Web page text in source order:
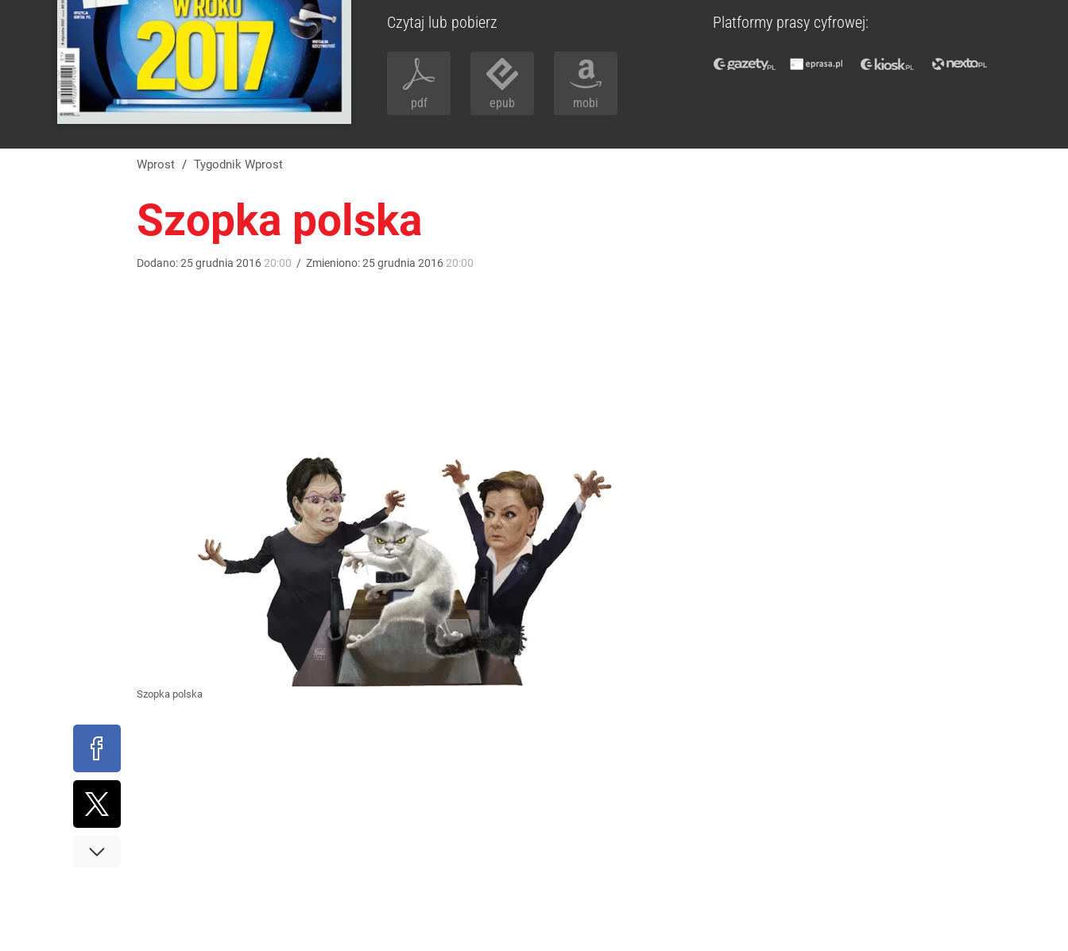
Czytaj lub pobierz
pdf epub mobi
Platformy prasy cyfrowej:
Wprost / Tygodnik Wprost
Szopka polska
Dodano:25grudnia 2016 20:00 / Zmieniono:25grudnia 2016 20:00
Szopka polska